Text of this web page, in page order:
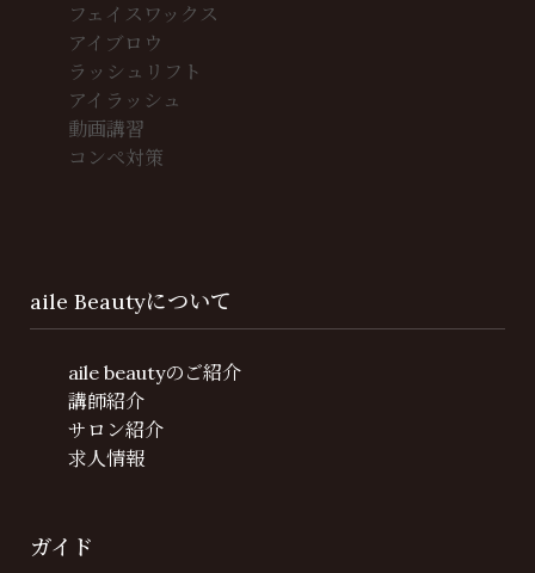
フェイスワックス
アイブロウ
ラッシュリフト
アイラッシュ
動画講習
コンペ対策
aile Beautyについて
aile beautyのご紹介
講師紹介
サロン紹介
求人情報
ガイド